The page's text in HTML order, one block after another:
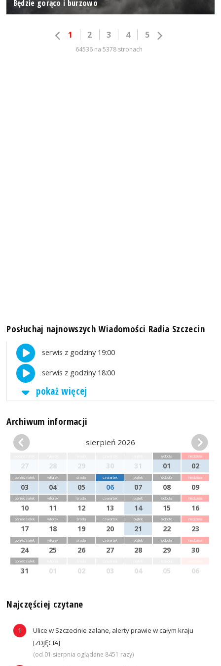
Będzie gorąco i burzowo
1 2 3 4 5
64536 na 5378 stronach
Posłuchaj najnowszych Wiadomości Radia Szczecin
serwis z godziny 19:00
serwis z godziny 18:00
pokaż więcej
Archiwum informacji
sierpień 2026
27 28 29 30 31
sobota
01
niedziela
02
poniedziałek
03
wtorek
04
środa
05
czwartek
06
piątek
07
sobota
08
niedziela
09
poniedziałek
10
wtorek
11
środa
12
czwartek
13
piątek
14
sobota
15
niedziela
16
poniedziałek
17
wtorek
18
środa
19
czwartek
20
piątek
21
sobota
22
niedziela
23
poniedziałek
24
wtorek
25
środa
26
czwartek
27
piątek
28
sobota
29
niedziela
30
poniedziałek
31 01 02 03 04 05 06
Najczęściej czytane
Ulice w Szczecinie zalane, alerty prawie w całym kraju
[ZDJĘCIA]
(od 01 sierpnia oglądane 8451 razy)